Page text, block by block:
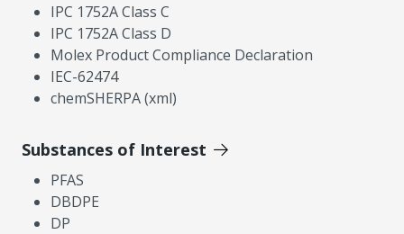
IPC 1752A Class C
IPC 1752A Class D
Molex Product Compliance Declaration
IEC-62474
chemSHERPA (xml)
Substances of Interest
PFAS
DBDPE
DP